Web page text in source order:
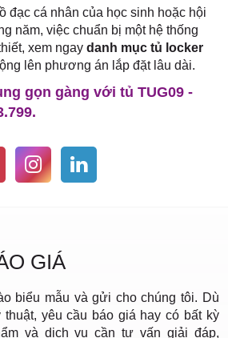
đạc cá nhân của học sinh hoặc hội
năm, việc chuẩn bị một hệ thống
xem ngaydanh mục tủ locker
lên phương án lắp đặt lâu dài.
gọn gàng với tủ TUG09 -
GIÁ
biểu mẫu và gửi cho chúng tôi. Dù
yêu cầu báo giá hay có bất kỳ
và dịch vụ cần tư vấn giải đáp,